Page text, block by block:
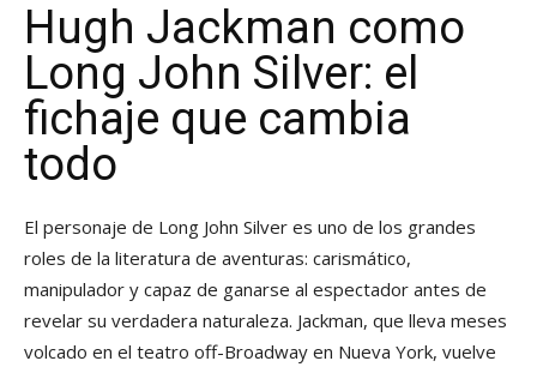
Hugh Jackman como
Long John Silver: el
fichaje que cambia
todo
El personaje de Long John Silver es uno de los grandes
roles de la literatura de aventuras: carismático,
manipulador y capaz de ganarse al espectador antes de
revelar su verdadera naturaleza. Jackman, que lleva meses
volcado en el teatro off-Broadway en Nueva York, vuelve